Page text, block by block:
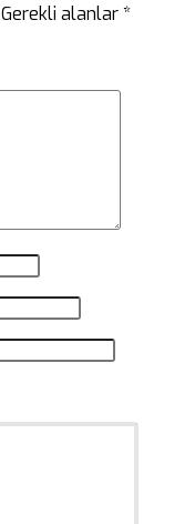
Gerekli alanlar*